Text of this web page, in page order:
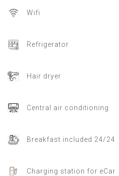
Wifi
Refrigerator
Hair dryer
Central air conditioning
Breakfast included 24/24
Charging station for eCar